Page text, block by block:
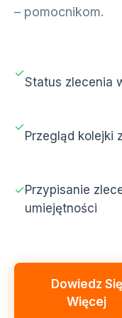
– pomocnikom.
✓
Status zlecenia
✓
Przegląd kolejki
✓Przypisanie
umiejętności
Dowiedz Się
Więcej